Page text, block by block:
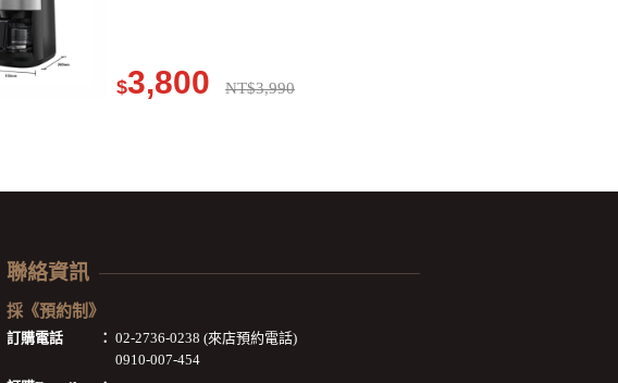
$3,800 NT$3,990
聯絡資訊
採《預約制》
訂購電話 ： 02-2736-0238 (來店預約電話)
0910-007-454